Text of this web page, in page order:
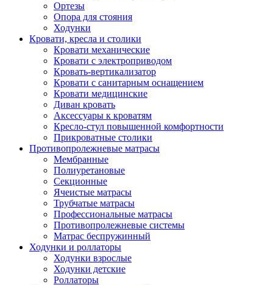
Ортезы
Опора для стояния
Ходунки
Кровати, кресла и столики
Кровати механические
Кровати с электроприводом
Кровать-вертикализатор
Кровати с санитарным оснащением
Кровати медицинские
Диван кровать
Аксессуары к кроватям
Кресло-стул повышенной комфортности
Прикроватные столики
Противопролежневые матрасы
Мембранные
Полиуретановые
Секционные
Ячеистые матрасы
Трубчатые матрасы
Профессиональные матрасы
Противопролежневые системы
Матрас беспружинный
Ходунки и роллаторы
Ходунки взрослые
Ходунки детские
Роллаторы